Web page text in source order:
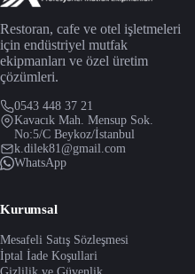
Restoran, cafe ve otel işletmeleri
için endüstriyel mutfak
ekipmanları ve özel üretim
çözümleri.
0543 448 37 21
Kavacık Mah. Mensup Sok.
No:5/C Beykoz/İstanbul
k.dilek81@gmail.com
WhatsApp
Kurumsal
Mesafeli Satış Sözleşmesi
İptal İade Koşullari